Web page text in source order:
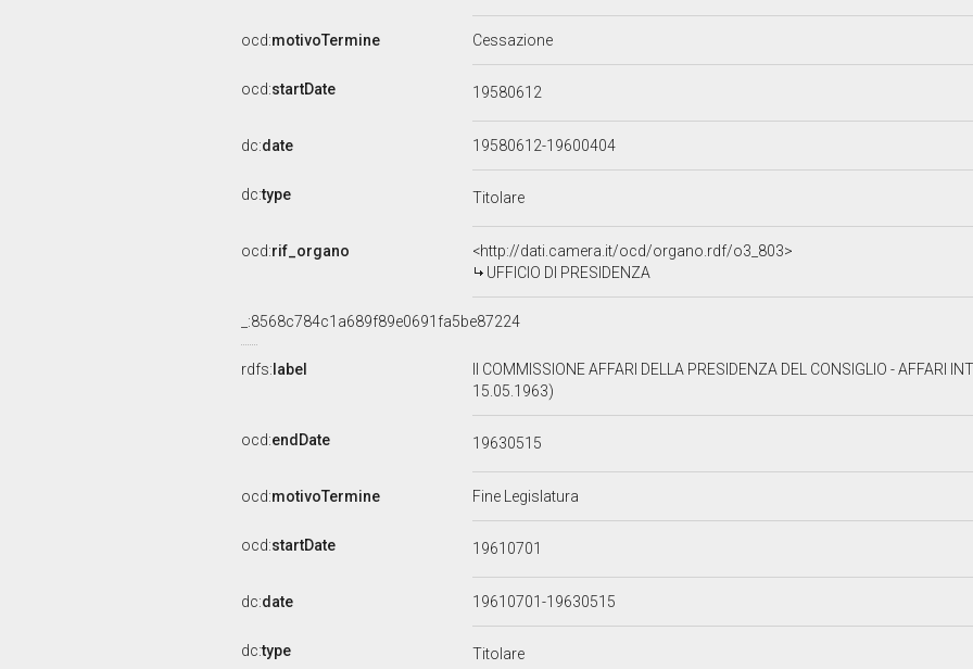
ocd:motivoTermine Cessazione
ocd:startDate 19580612
dc:date 19580612-19600404
dc:type Titolare
ocd:rif_organo
<http://dati.camera.it/ocd/organo.rdf/o3_803>
UFFICIO DI PRESIDENZA
_:8568c784c1a689f89e0691fa5be87224
rdfs: label
II COMMISSIONE AFFARI DELLA PRESIDENZA DEL CONSIGLIO - AFFARI
15.05.1963)
ocd:endDate 19630515
ocd:motivoTermine Fine Legislatura
ocd:startDate 19610701
dc:date 19610701-19630515
dc:type Titolare